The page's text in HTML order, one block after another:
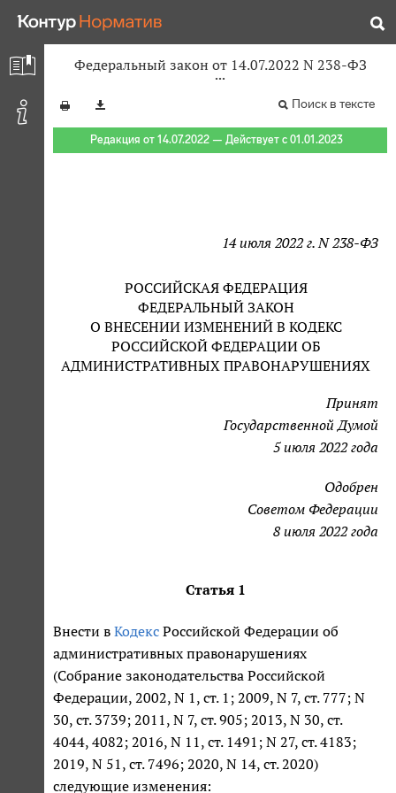
Федеральный закон от 14.07.2022 N 238-ФЗ
Поиск в тексте
Редакция от 14.07.2022 — Действует с 01.01.2023
14 июля 2022 г. N 238-ФЗ
РОССИЙСКАЯ ФЕДЕРАЦИЯ
ФЕДЕРАЛЬНЫЙ ЗАКОН
О ВНЕСЕНИИ ИЗМЕНЕНИЙ В КОДЕКС
РОССИЙСКОЙ ФЕДЕРАЦИИ ОБ
АДМИНИСТРАТИВНЫХ ПРАВОНАРУШЕНИЯХ
Принят
Государственной Думой
5 июля 2022 года
Одобрен
Советом Федерации
8 июля 2022 года
Статья 1
Внести в Кодекс Российской Федерации об
административных правонарушениях
(Собрание законодательства Российской
Федерации, 2002, N 1, ст. 1; 2009, N 7, ст. 777; N
30, ст. 3739; 2011, N 7, ст. 905; 2013, N 30, ст.
4044, 4082; 2016, N 11, ст. 1491; N 27, ст. 4183;
2019, N 51, ст. 7496; 2020, N 14, ст. 2020)
следующие изменения: